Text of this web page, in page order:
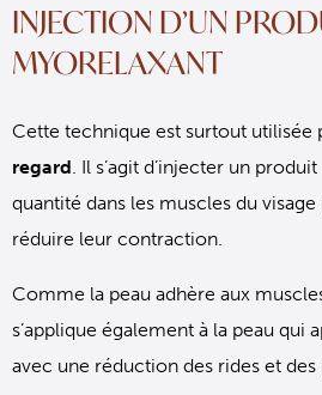
INJECTION D’UN
MYORELAXANT
Cette technique est surtout utilisée
regard. Il s’agit d’injecter un
quantité dans les muscles du
réduire leur contraction.
Comme la peau adhère aux
s’applique également à la peau qui
avec une réduction des rides et des